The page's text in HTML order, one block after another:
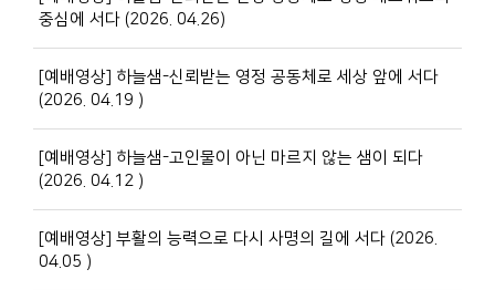
중심에 서다 (2026. 04.26)
[예배영상] 하늘샘-신뢰받는 영정 공동체로 세상 앞에 서다
(2026. 04.19 )
[예배영상] 하늘샘-고인물이 아닌 마르지 않는 샘이 되다
(2026. 04.12 )
[예배영상] 부활의 능력으로 다시 사명의 길에 서다 (2026.
04.05 )